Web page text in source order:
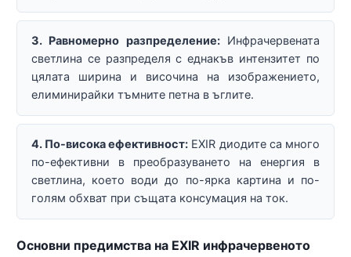
3. Равномерно разпределение:Инфрачервената
светлина се разпределя с еднакъв интензитет по
цялата ширина и височина на изображението,
елиминирайки тъмните петна в ъглите.
4. По-висока ефективност: EXIR диодите са много
по-ефективни в преобразуването на енергия в
светлина, което води до по-ярка картина и по-
голям обхват при същата консумация на ток.
Основни предимства на EXIR инфрачервеното